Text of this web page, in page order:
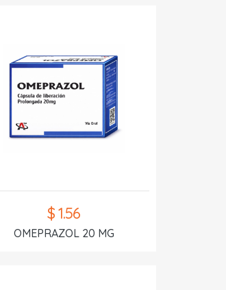
$ 1.56
OMEPRAZOL 20 MG